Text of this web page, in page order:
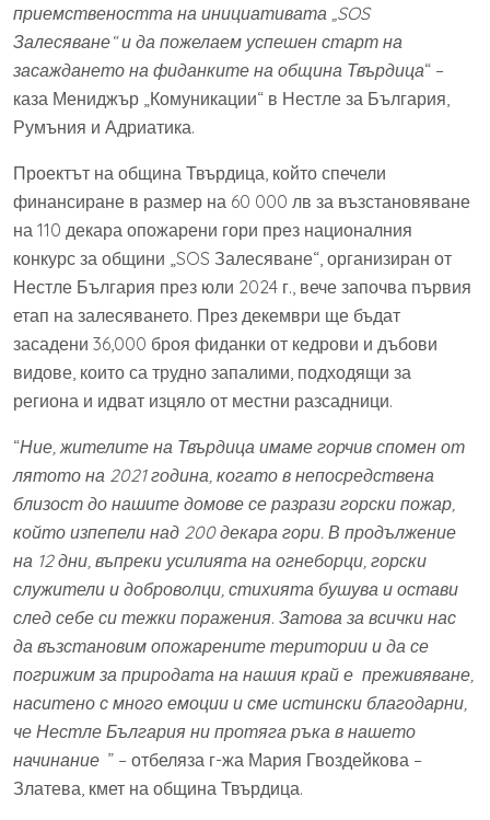
приемствеността на инициативата „SOS
Залесяване“ и да пожелаем успешен старт на
засаждането на фиданките на община Твърдица“ –
каза Мениджър „Комуникации“ в Нестле за България,
Румъния и Адриатика.
Проектът на община Твърдица, който спечели
финансиране в размер на 60 000 лв за възстановяване
на 110 декара опожарени гори през националния
конкурс за общини „SOS Залесяване“, организиран от
Нестле България през юли 2024 г., вече започва първия
етап на залесяването. През декември ще бъдат
засадени 36,000 броя фиданки от кедрови и дъбови
видове, които са трудно запалими, подходящи за
региона и идват изцяло от местни разсадници.
“Ние, жителите на Твърдица имаме горчив спомен от
лятото на 2021 година, когато в непосредствена
близост до нашите домове се разрази горски пожар,
който изпепели над 200 декара гори. В продължение
на 12 дни, въпреки усилията на огнеборци, горски
служители и доброволци, стихията бушува и остави
след себе си тежки поражения. Затова за всички нас
да възстановим опожарените територии и да се
погрижим за природата на нашия край е преживяване,
наситено с много емоции и сме истински благодарни,
че Нестле България ни протяга ръка в нашето
начинание ” – отбеляза г-жа Мария Гвоздейкова –
Златева, кмет на община Твърдица.